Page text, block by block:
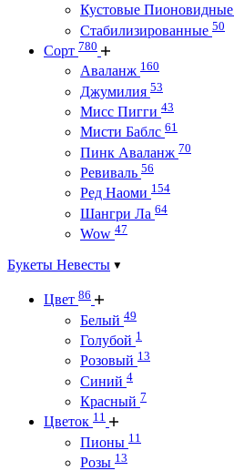
Кустовые Пионовидные
Стабилизированные 50
Сорт 780
Аваланж 160
Джумилия 53
Мисс Пигги 43
Мисти Баблс 61
Пинк Аваланж 70
Ревиваль 56
Ред Наоми 154
Шангри Ла 64
Wow 47
Букеты Невесты
Цвет 86
Белый 49
Голубой 1
Розовый 13
Синий 4
Красный 7
Цветок 11
Пионы 11
Розы 13